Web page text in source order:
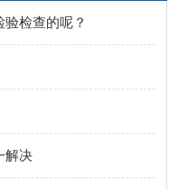
检查的呢？
解决